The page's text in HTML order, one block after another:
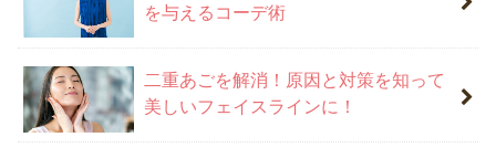
を与えるコーデ術
二重あごを解消！原因と対策を知って
美しいフェイスラインに！